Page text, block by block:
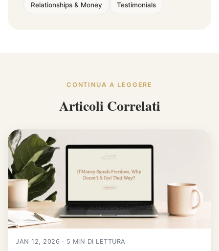
Relationships & Money Testimonials
CONTINUA A LEGGERE
Articoli Correlati
JAN 12, 2026 · 5 MIN DI LETTURA